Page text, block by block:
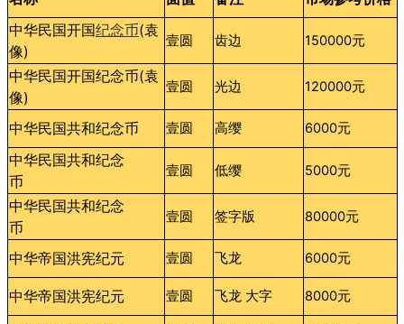
中华民国开国纪念币(袁
像)
壹圆 齿边 150000元
中华民国开国纪念币(袁
像)
壹圆 光边 120000元
中华民国共和纪念币 壹圆 高缨 6000元
中华民国共和纪念
币
壹圆 低缨 5000元
中华民国共和纪念
币
壹圆 签字版 80000元
中华帝国洪宪纪元 壹圆 飞龙 6000元
中华帝国洪宪纪元 壹圆 飞龙 大字 8000元